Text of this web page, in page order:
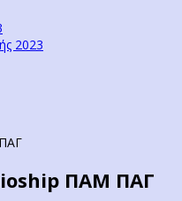
2023
ΠΑΜ ΠΑΓ